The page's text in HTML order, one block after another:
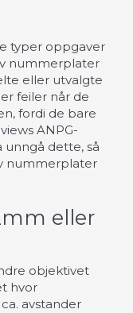
typer oppgaver
nummerplater
eller utvalgte
feiler når de
fordi de bare
ANPG-
dette, så
nummerplater
eller
objektivet
hvor
avstander